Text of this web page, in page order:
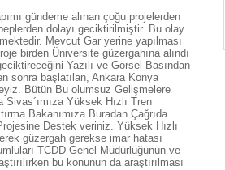
gündeme alınan çoğu projelerden
dolayı geciktirilmiştir. Bu olay
Mevcut Gar yerine yapılması
birden Üniversite güzergahına alındı
Yazılı ve Görsel Basından
sonra başlatılan, Ankara Konya
Bütün Bu olumsuz Gelişmelere
Yüksek Hızlı Tren
Bakanımıza Buradan Çağrıda
Destek veriniz. Yüksek Hızlı
güzergah gerekse imar hatası
TCDD Genel Müdürlüğünün ve
bu konunun da araştırılması